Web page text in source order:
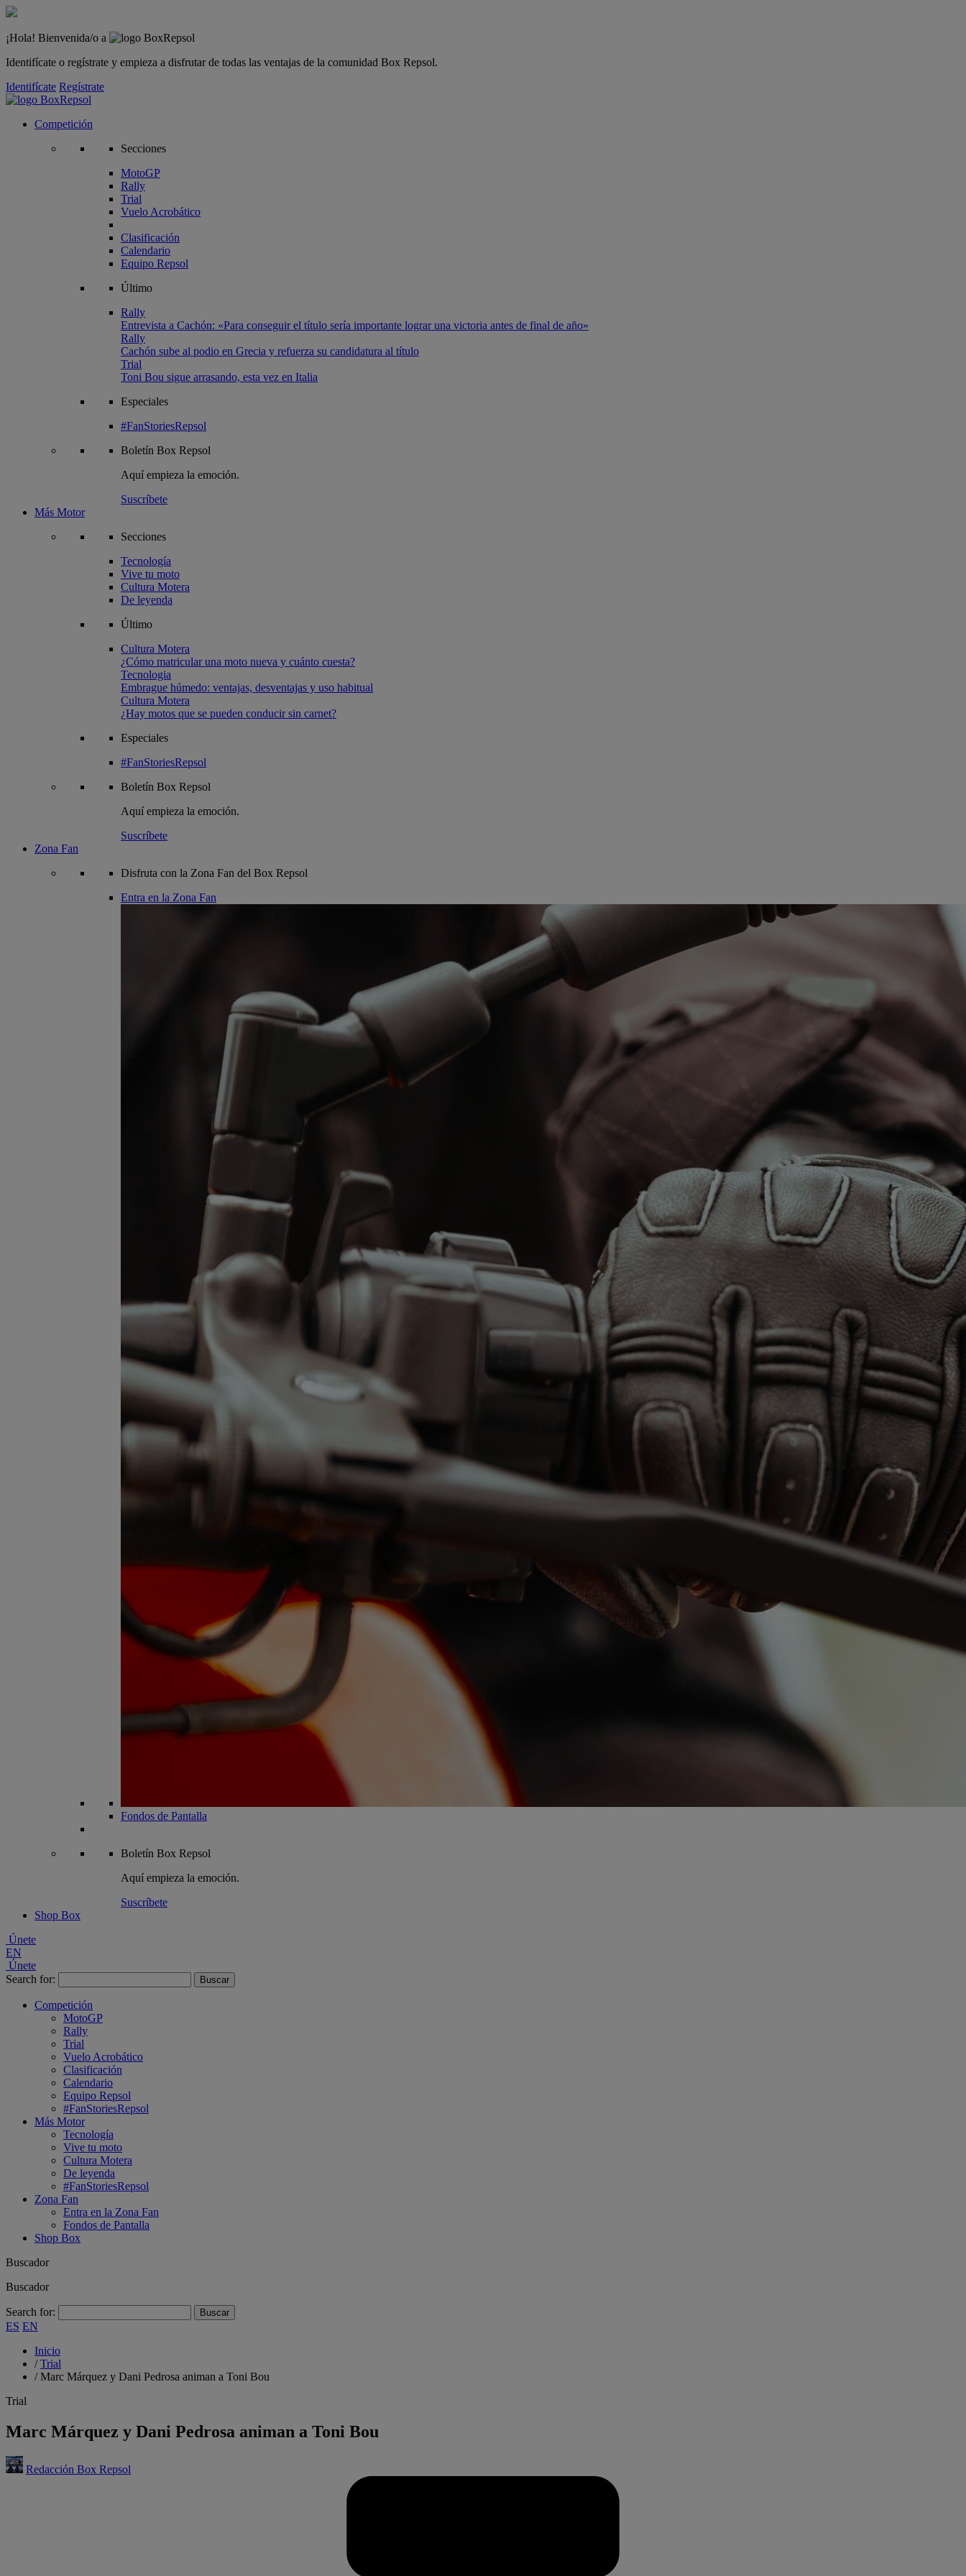
¡Hola! Bienvenida/o a
Identifícate o regístrate y empieza a disfrutar de todas las ventajas de la comunidad Box Repsol.
Identifícate Regístrate
Competición
Secciones
MotoGP
Rally
Trial
Vuelo Acrobático
Clasificación
Calendario
Equipo Repsol
Último
Rally
Entrevista a Cachón: «Para conseguir el título sería importante lograr una victoria antes de final de año»
Rally
Cachón sube al podio en Grecia y refuerza su candidatura al título
Trial
Toni Bou sigue arrasando, esta vez en Italia
Especiales
#FanStoriesRepsol
Boletín Box Repsol
Aquí empieza la emoción.
Suscríbete
Más Motor
Secciones
Tecnología
Vive tu moto
Cultura Motera
De leyenda
Último
Cultura Motera
¿Cómo matricular una moto nueva y cuánto cuesta?
Tecnologia
Embrague húmedo: ventajas, desventajas y uso habitual
Cultura Motera
¿Hay motos que se pueden conducir sin carnet?
Especiales
#FanStoriesRepsol
Boletín Box Repsol
Aquí empieza la emoción.
Suscríbete
Zona Fan
Disfruta con la Zona Fan del Box Repsol
Entra en la Zona Fan
Fondos de Pantalla
Boletín Box Repsol
Aquí empieza la emoción.
Suscríbete
Shop Box
Únete
EN
Únete
Search for:
Competición
MotoGP
Rally
Trial
Vuelo Acrobático
Clasificación
Calendario
Equipo Repsol
#FanStoriesRepsol
Más Motor
Tecnología
Vive tu moto
Cultura Motera
De leyenda
#FanStoriesRepsol
Zona Fan
Entra en la Zona Fan
Fondos de Pantalla
Shop Box
Buscador
Buscador
Search for:
ES EN
Inicio
/Trial
/Marc Márquez y Dani Pedrosa animan a Toni Bou
Trial
Marc Márquez y Dani Pedrosa animan a Toni Bou
Redacción Box Repsol